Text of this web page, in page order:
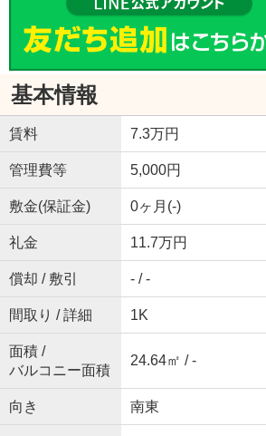
基本情報
賃料 7.3万円
管理費等 5,000円
敷金(保証金) 0ヶ月(-)
礼金 11.7万円
償却 / 敷引 - / -
間取り / 詳細 1K
面積 /
バルコニー面積
24.64㎡ / -
向き 南東